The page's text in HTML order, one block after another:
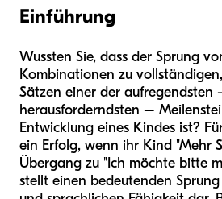
Einführung
Wussten Sie, dass der Sprung
Kombinationen zu
Sätzen einer der aufregendsten
herausforderndsten –
Entwicklung eines Kindes ist?
ein Erfolg, wenn ihr Kind "Mehr
Übergang zu "Ich möchte bitte
stellt einen bedeutenden